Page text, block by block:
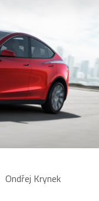
Ondřej Krynek